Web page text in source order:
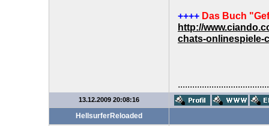
++++ Das Buch
http://
chats-onlinespiele-
13.12.2009 20:08:16
HellsurferReloaded